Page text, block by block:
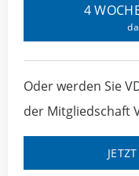
4
Oder werden Sie
der Mitgliedschaft